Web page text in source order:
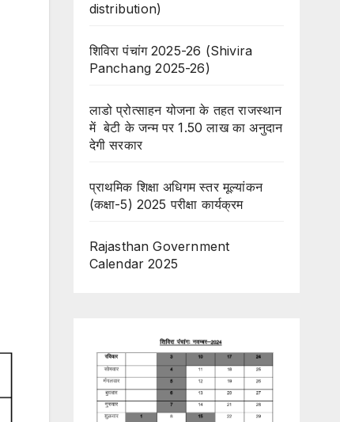
distribution)
शिविरा पंचांग 2025-26 (Shivira
Panchang 2025-26)
लाडो प्रोत्साहन योजना के तहत राजस्थान
में बेटी के जन्म पर 1.50 लाख का अनुदान
देगी सरकार
प्राथमिक शिक्षा अधिगम स्तर मूल्यांकन
(कक्षा-5) 2025 परीक्षा कार्यक्रम
Rajasthan Government
Calendar 2025